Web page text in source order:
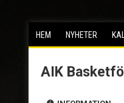
HEM NYHETER
AIK